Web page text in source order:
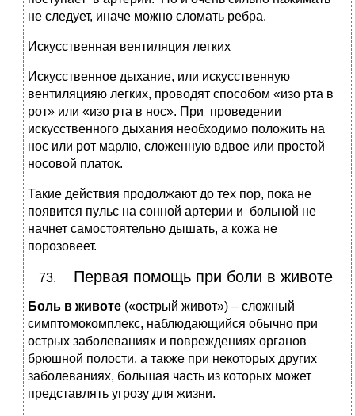
не следует, иначе можно сломать ребра.
Искусственная вентиляция легких
Искусственное дыхание, или искусственную
вентиляцияю легких, проводят способом «изо рта в
рот» или «изо рта в нос». При проведении
искусственного дыхания необходимо положить на
нос или рот марлю, сложенную вдвое или простой
носовой платок.
Такие действия продолжают до тех пор, пока не
появится пульс на сонной артерии и больной не
начнет самостоятельно дышать, а кожа не
порозовеет.
Первая помощь при боли в животе
Боль в животе («острый живот») – сложный
симптомокомплекс, наблюдающийся обычно при
острых заболеваниях и повреждениях органов
брюшной полости, а также при некоторых других
заболеваниях, большая часть из которых может
представлять угрозу для жизни.